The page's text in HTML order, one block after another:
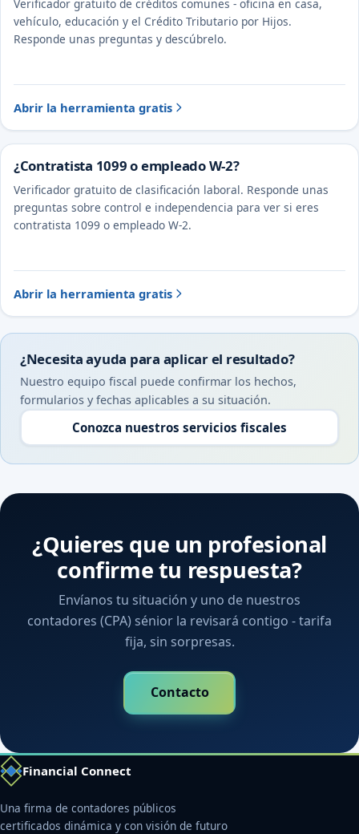
Verificador gratuito de créditos comunes - oficina en casa,
vehículo, educación y el Crédito Tributario por Hijos.
Responde unas preguntas y descúbrelo.
Abrir la herramienta gratis
¿Contratista 1099 o empleado W-2?
Verificador gratuito de clasificación laboral. Responde unas
preguntas sobre control e independencia para ver si eres
contratista 1099 o empleado W-2.
Abrir la herramienta gratis
¿Necesita ayuda para aplicar el resultado?
Nuestro equipo fiscal puede confirmar los hechos,
formularios y fechas aplicables a su situación.
Conozca nuestros servicios fiscales
¿Quieres que un profesional
confirme tu respuesta?
Envíanos tu situación y uno de nuestros
contadores (CPA) sénior la revisará contigo - tarifa
fija, sin sorpresas.
Contacto
Financial Connect
Una firma de contadores públicos
certificados dinámica y con visión de futuro